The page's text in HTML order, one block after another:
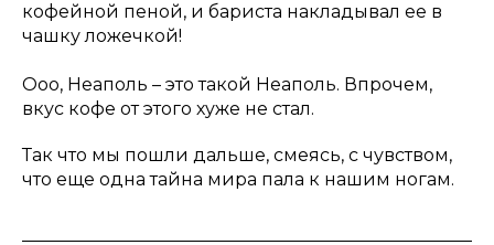
кофейной пеной, и бариста накладывал ее в
чашку ложечкой!
Ооо, Неаполь – это такой Неаполь. Впрочем,
вкус кофе от этого хуже не стал.
Так что мы пошли дальше, смеясь, с чувством,
что еще одна тайна мира пала к нашим ногам.